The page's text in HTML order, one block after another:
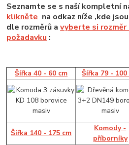
Seznamte se s naší kompletní
klikněte na odkaz níže ,kde
dle rozměrů avyberte si
požadavku :
Šířka 40 - 60 cm Šířka 79 - 100
Šířka 140 - 175 cm
Komody -
příborníky